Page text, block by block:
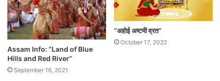
Assam Info: “Land of Blue
Hills and Red River”
September 16, 2021
“अहोई अष्टमी व्रत”
October 17, 2022